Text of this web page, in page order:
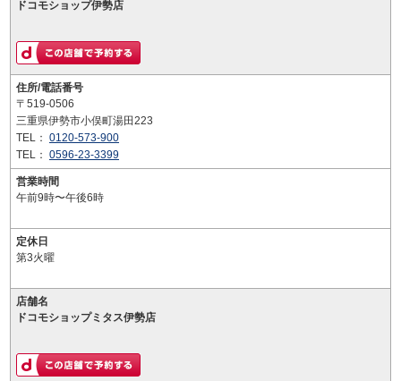
ドコモショップ伊勢店
住所/電話番号
〒519-0506
三重県伊勢市小俣町湯田223
TEL： 0120-573-900
TEL： 0596-23-3399
営業時間
午前9時〜午後6時
定休日
第3火曜
店舗名
ドコモショップミタス伊勢店